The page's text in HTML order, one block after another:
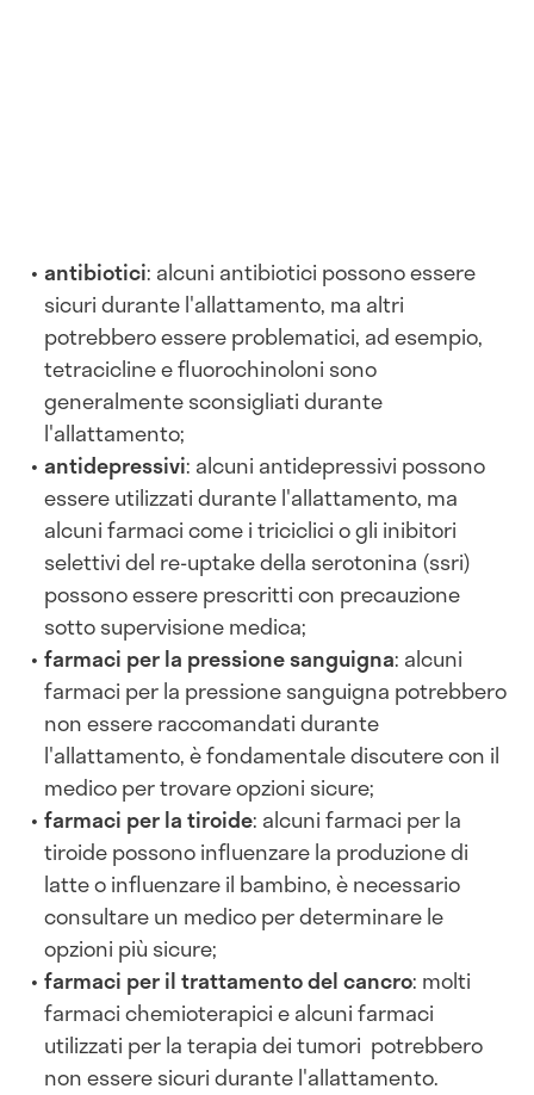
antibiotici: alcuni antibiotici possono essere
sicuri durante l'allattamento, ma altri
potrebbero essere problematici, ad esempio,
tetracicline e fluorochinoloni sono
generalmente sconsigliati durante
l'allattamento;
antidepressivi: alcuni antidepressivi possono
essere utilizzati durante l'allattamento, ma
alcuni farmaci come i triciclici o gli inibitori
selettivi del re-uptake della serotonina (ssri)
possono essere prescritti con precauzione
sotto supervisione medica;
farmaci per la pressione sanguigna: alcuni
farmaci per la pressione sanguigna potrebbero
non essere raccomandati durante
l'allattamento, è fondamentale discutere con il
medico per trovare opzioni sicure;
farmaci per la tiroide: alcuni farmaci per la
tiroide possono influenzare la produzione di
latte o influenzare il bambino, è necessario
consultare un medico per determinare le
opzioni più sicure;
farmaci per il trattamento del cancro: molti
farmaci chemioterapici e alcuni farmaci
utilizzati per la terapia dei tumori potrebbero
non essere sicuri durante l'allattamento.